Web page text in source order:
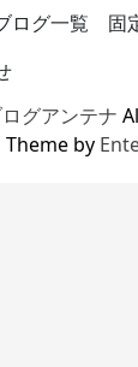
ログ一覧
固
グアンテナ
by